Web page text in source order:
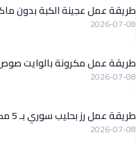
طريقة عمل عجينة الكبة بدون
2026-07-08
طريقة عمل مكرونة بالوايت
2026-07-08
طريقة عمل رز بحليب سوري بـ 5 مكونات
2026-07-08